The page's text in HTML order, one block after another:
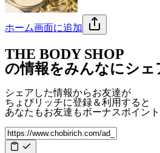
ホーム画面に追加
THE BODY SHOP
の情報をみんなにシェ
シェアした情報からお友達が
ちょびリッチに登録＆利用すると
あなたもお友達もボーナスポイント